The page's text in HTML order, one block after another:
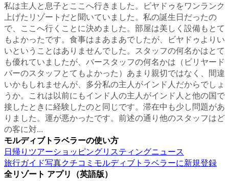
私は主人と息子とここへ行きました。ビヤドゥをワンランク
上げたリゾートだと聞いていました。私の誕生日だったの
で、ここへ行くことに決めました。部屋は美しく設備もとて
もよかったです。食事はまあまあでしたが、ビヤドゥよりい
いということはありませんでした。スタッフの何名かはとて
も優れていましたが、バースタッフの何名かは（ビリヤード
バーのスタッフとてもよかった）あまり親切ではなく、間違
いかもしれませんが、多分私の主人がインド人だからでしょ
うか。これは以前にもインド人の主人がインド人と他の国で
接したときに経験したのと同じです。滞在中も少し問題があ
りました。運が悪かったです。前述の通り他のスタッフはど
の客に対...
モルディブトラベラーの使い方
日帰りツアーショッピングリスティングニュース
旅行ガイド写真クチコミ モルディブトラベラーに新規登録
全リゾート アプリ（英語版）